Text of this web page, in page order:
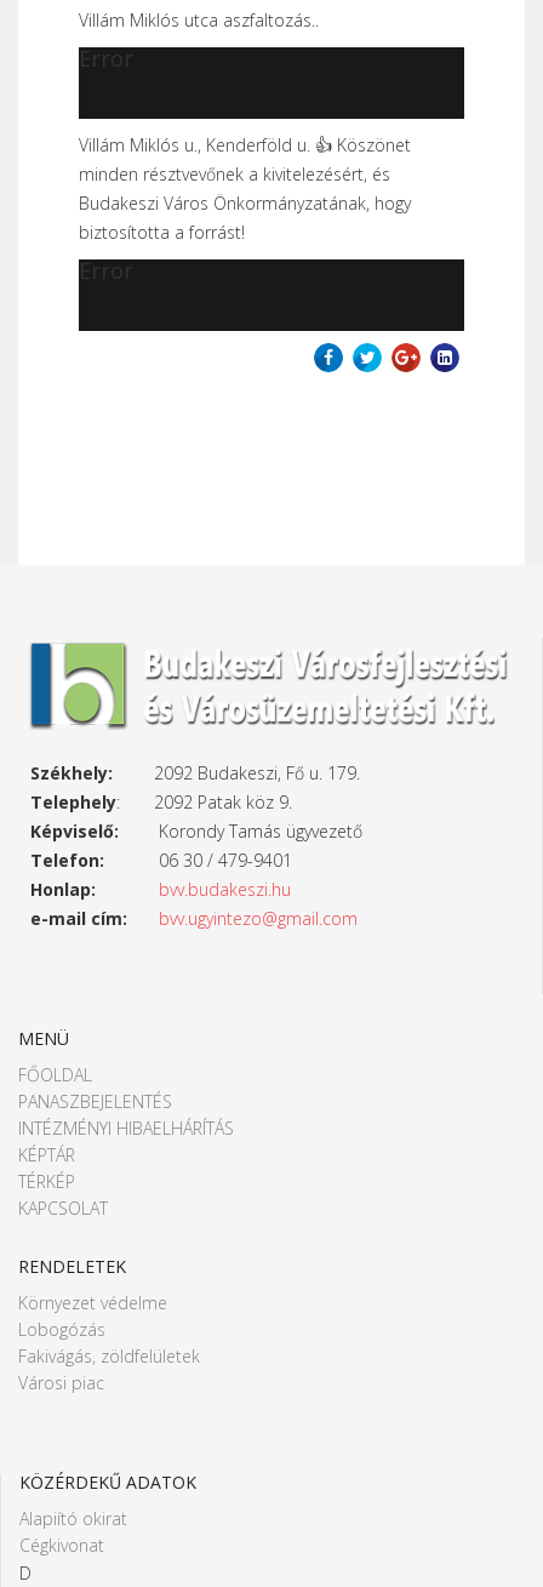
Villám Miklós utca aszfaltozás..
Error
Villám Miklós u., Kenderföld u. 👍 Köszönet
minden résztvevőnek a kivitelezésért, és
Budakeszi Város Önkormányzatának, hogy
biztosította a forrást!
Error
Székhely:
2092 Budakeszi, Fő u. 179.
Telephely:
2092 Patak köz 9.
Képviselő:
Korondy Tamás ügyvezető
Telefon:
06 30 / 479-9401
Honlap:
bvv.budakeszi.hu
e-mail cím:
bvv.ugyintezo@gmail.com
MENÜ
FŐOLDAL
PANASZBEJELENTÉS
INTÉZMÉNYI HIBAELHÁRÍTÁS
KÉPTÁR
TÉRKÉP
KAPCSOLAT
RENDELETEK
Környezet védelme
Lobogózás
Fakivágás, zöldfelületek
Városi piac
KÖZÉRDEKŰ ADATOK
Alapiító okirat
Cégkivonat
D